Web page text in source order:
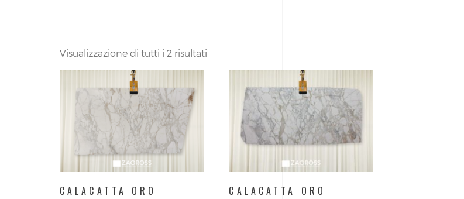
Visualizzazione di tutti i 2 risultati
CALACATTA ORO CALACATTA ORO